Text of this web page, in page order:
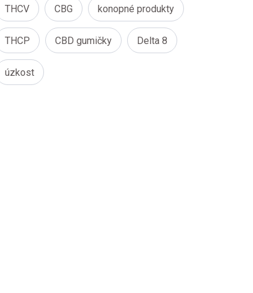
THCV CBG konopné produkty
THCP CBD gumičky Delta 8
úzkost